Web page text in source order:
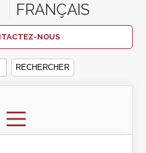
FRANÇAIS
NOUS